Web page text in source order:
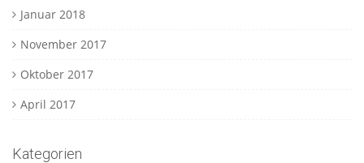
Januar 2018
November 2017
Oktober 2017
April 2017
Kategorien